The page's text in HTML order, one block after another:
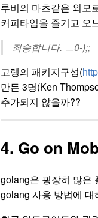
루비의 마츠같은 외모
커피타임을 즐기고 오
죄송합니다. ㅡ0-);;
고랭의 패키지구성(
만든 3명(Ken
추가되지 않을까??
4. Go on
golang은 굉장히 많은
golang 사용 방법에